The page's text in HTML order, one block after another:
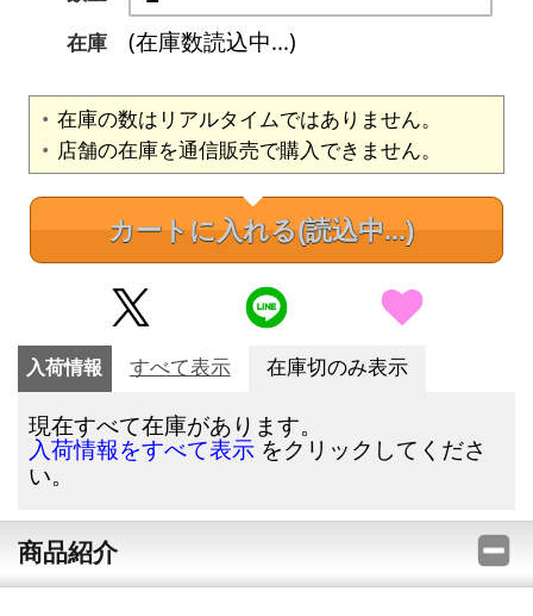
在庫
(在庫数読込中...)
在庫の数はリアルタイムではありません。
店舗の在庫を通信販売で購入できません。
カートに入れる(読込中...)
入荷情報 すべて表示 在庫切のみ表示
現在すべて在庫があります。
入荷情報をすべて表示 をクリックしてくださ
い。
商品紹介